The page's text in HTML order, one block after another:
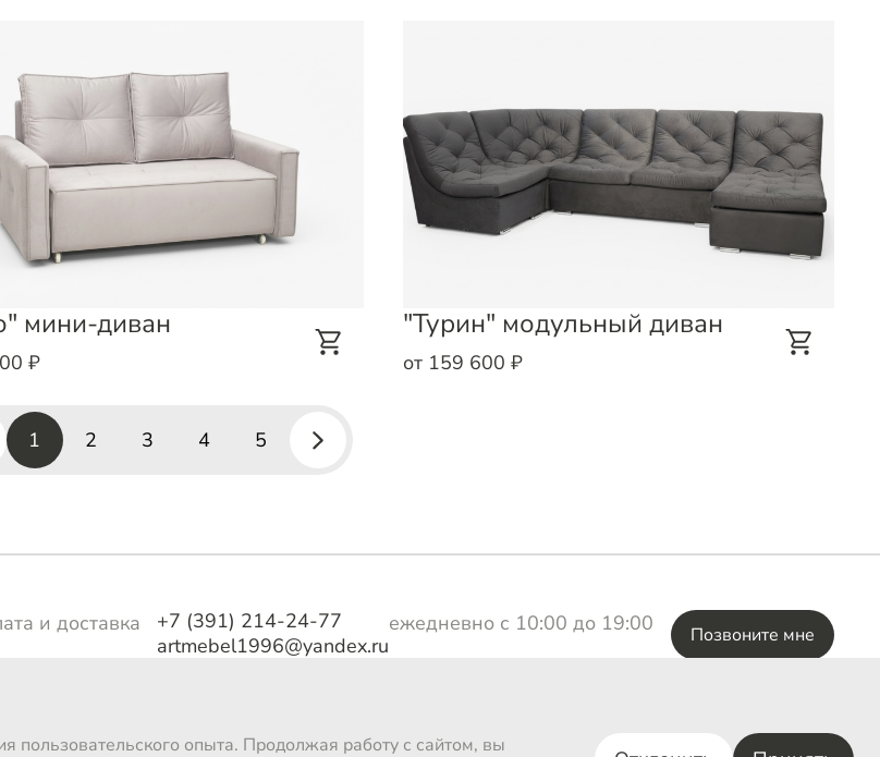
мини-диван
₽
"Турин" модульный диван
от 159 600 ₽
1 2 3 4 5
и доставка
+7 (391) 214-24-77
artmebel1996@yandex.ru
ежедневно с 10:00 до 19:00 Позвоните мне
пользовательского опыта. Продолжая работу с сайтом, вы